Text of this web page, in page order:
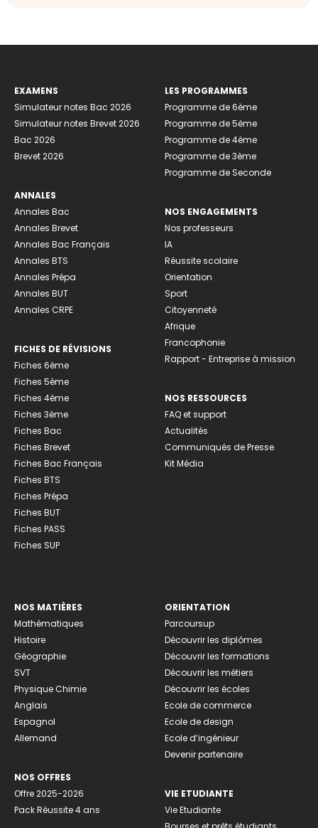
EXAMENS
Simulateur notes Bac 2026
Simulateur notes Brevet 2026
Bac 2026
Brevet 2026
ANNALES
Annales Bac
Annales Brevet
Annales Bac Français
Annales BTS
Annales Prépa
Annales BUT
Annales CRPE
FICHES DE RÉVISIONS
Fiches 6ème
Fiches 5ème
Fiches 4ème
Fiches 3ème
Fiches Bac
Fiches Brevet
Fiches Bac Français
Fiches BTS
Fiches Prépa
Fiches BUT
Fiches PASS
Fiches SUP
LES PROGRAMMES
Programme de 6ème
Programme de 5ème
Programme de 4ème
Programme de 3ème
Programme de Seconde
NOS ENGAGEMENTS
Nos professeurs
IA
Réussite scolaire
Orientation
Sport
Citoyenneté
Afrique
Francophonie
Rapport - Entreprise à mission
NOS RESSOURCES
FAQ et support
Actualités
Communiqués de Presse
Kit Média
NOS MATIÈRES
Mathématiques
Histoire
Géographie
SVT
Physique Chimie
Anglais
Espagnol
Allemand
NOS OFFRES
Offre 2025-2026
Pack Réussite 4 ans
ORIENTATION
Parcoursup
Découvrir les diplômes
Découvrir les formations
Découvrir les métiers
Découvrir les écoles
Ecole de commerce
Ecole de design
Ecole d’ingénieur
Devenir partenaire
VIE ETUDIANTE
Vie Etudiante